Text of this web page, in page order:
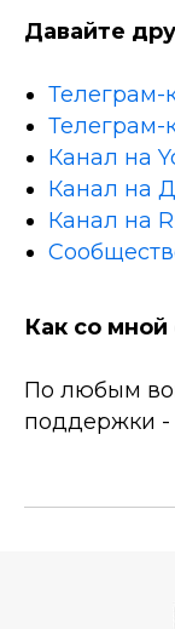
Давайте
Телеграм-
Телеграм-
Канал на
Канал на
Канал на
Как со мной
По любым
поддержки -